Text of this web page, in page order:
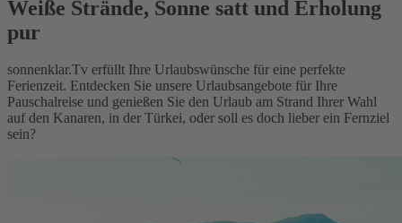
Weiße Strände, Sonne satt und Erholung
pur
sonnenklar.Tv erfüllt Ihre Urlaubswünsche für eine perfekte
Ferienzeit. Entdecken Sie unsere Urlaubsangebote für Ihre
Pauschalreise und genießen Sie den Urlaub am Strand Ihrer Wahl
auf den Kanaren, in der Türkei, oder soll es doch lieber ein Fernziel
sein?